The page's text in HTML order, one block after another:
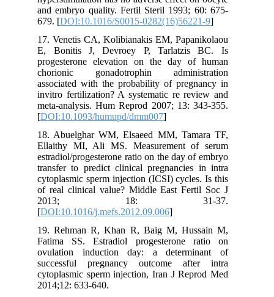
and embryo quality. Fertil Steril 1993; 60: 675-
679. [DOI:10.1016/S0015-0282(16)56221-9
17. Venetis CA, Kolibianakis EM, Papanikolaou
E, Bonitis J, Devroey P, Tarlatzis BC. Is
progesterone elevation on the day of human
chorionic gonadotrophin administration
associated with the probability of pregnancy in
invitro fertilization? A systematic re review and
meta-analysis. Hum Reprod 2007; 13: 343-355.
[DOI:10.1093/humupd/dmm007
18. Abuelghar WM, Elsaeed MM, Tamara TF,
Ellaithy MI, Ali MS. Measurement of serum
estradiol/progesterone ratio on the day of embryo
transfer to predict clinical pregnancies in intra
cytoplasmic sperm injection (ICSI) cycles. Is this
of real clinical value? Middle East Fertil Soc J
2013; 18: 31-37.
[DOI:10.1016/j.mefs.2012.09.006
19. Rehman R, Khan R, Baig M, Hussain M,
Fatima SS. Estradiol progesterone ratio on
ovulation induction day: a determinant of
successful pregnancy outcome after intra
cytoplasmic sperm injection, Iran J Reprod Med
2014;12: 633-640.